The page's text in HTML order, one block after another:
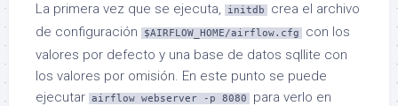
La primera vez que se ejecuta, initdb
crea el archivo
de configuración
$AIRFLOW_HOME/airflow.cfg
con los
valores por defecto y una base de datos sqllite con
los valores por omisión. En este punto se puede
ejecutar airflow webserver -p 8080
para verlo en